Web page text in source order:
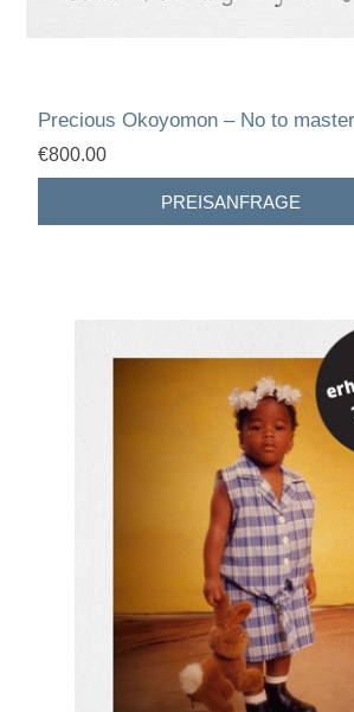
Precious Okoyomon – No to
€800.00